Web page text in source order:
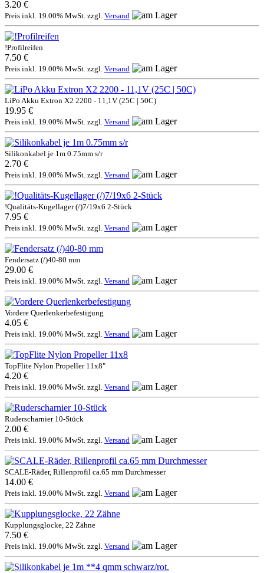
3.20 €
Preis inkl. 19.00% MwSt. zzgl. Versand
!Profilreifen
7.50 €
Preis inkl. 19.00% MwSt. zzgl. Versand
LiPo Akku Extron X2 2200 - 11,1V (25C | 50C)
19.95 €
Preis inkl. 19.00% MwSt. zzgl. Versand
Silikonkabel je 1m 0.75mm s/r
2.70 €
Preis inkl. 19.00% MwSt. zzgl. Versand
!Qualitäts-Kugellager (/)7/19x6 2-Stück
7.95 €
Preis inkl. 19.00% MwSt. zzgl. Versand
Fendersatz (/)40-80 mm
29.00 €
Preis inkl. 19.00% MwSt. zzgl. Versand
Vordere Querlenkerbefestigung
4.05 €
Preis inkl. 19.00% MwSt. zzgl. Versand
TopFlite Nylon Propeller 11x8"
4.20 €
Preis inkl. 19.00% MwSt. zzgl. Versand
Ruderscharnier 10-Stück
2.00 €
Preis inkl. 19.00% MwSt. zzgl. Versand
SCALE-Räder, Rillenprofil ca.65 mm Durchmesser
14.00 €
Preis inkl. 19.00% MwSt. zzgl. Versand
Kupplungsglocke, 22 Zähne
7.50 €
Preis inkl. 19.00% MwSt. zzgl. Versand